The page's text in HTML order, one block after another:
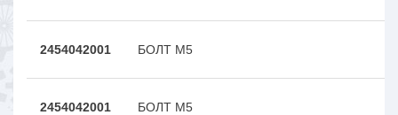
2454042001 БОЛТ М5
2454042001 БОЛТ М5